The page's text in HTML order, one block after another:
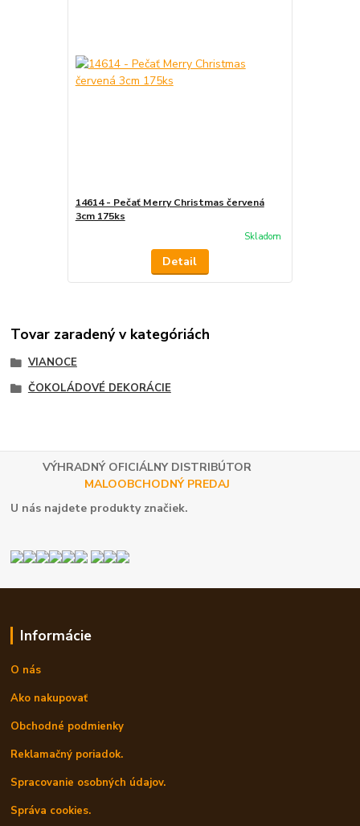
14614 - Pečať Merry Christmas červená
3cm 175ks
Skladom
Detail
Tovar zaradený v kategóriách
VIANOCE
ČOKOLÁDOVÉ DEKORÁCIE
VÝHRADNÝ OFICIÁLNY DISTRIBÚTOR
MALOOBCHODNÝ PREDAJ
U nás najdete produkty značiek.
Informácie
O nás
Ako nakupovať
Obchodné podmienky
Reklamačný poriadok.
Spracovanie osobných údajov.
Správa cookies.